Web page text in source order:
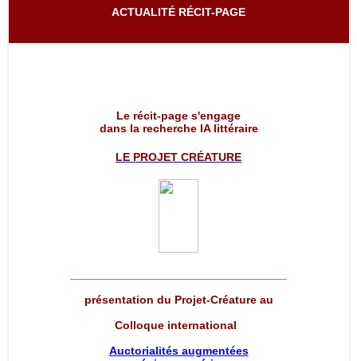
ACTUALITÉ RÉCIT-PAGE
Le récit-page s'engage
dans la recherche IA littéraire
LE PROJET CRÉATURE
présentation du Projet-Créature au
Colloque international
Auctorialités augmentées